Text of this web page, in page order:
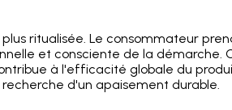
ritualisée. Le consommateur
et consciente de la démarche.
à l'efficacité globale du
d'un apaisement durable.